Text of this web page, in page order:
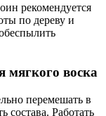
рекомендуется
по дереву и
мягкого воска
перемешать в
состава. Работать